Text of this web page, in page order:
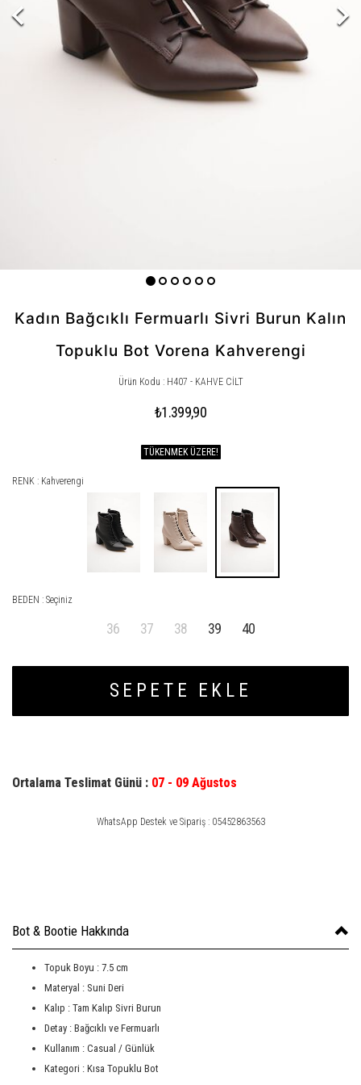
Kadın Bağcıklı Fermuarlı Sivri Burun Kalın
Topuklu Bot Vorena Kahverengi
Ürün Kodu : H407 - KAHVE CİLT
₺1.399,90
TÜKENMEK ÜZERE!
RENK : Kahverengi
BEDEN : Seçiniz
36 37 38 39 40
SEPETE EKLE
Ortalama Teslimat Günü : 07 - 09 Ağustos
WhatsApp Destek ve Sipariş : 05452863563
Bot & Bootie Hakkında
Topuk Boyu : 7.5 cm
Materyal : Suni Deri
Kalıp : Tam Kalıp Sivri Burun
Detay : Bağcıklı ve Fermuarlı
Kullanım : Casual / Günlük
Kategori : Kısa Topuklu Bot